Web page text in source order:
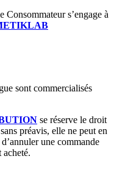
s’engage à
sont commercialisés
se réserve le droit
préavis, elle ne peut en
une commande